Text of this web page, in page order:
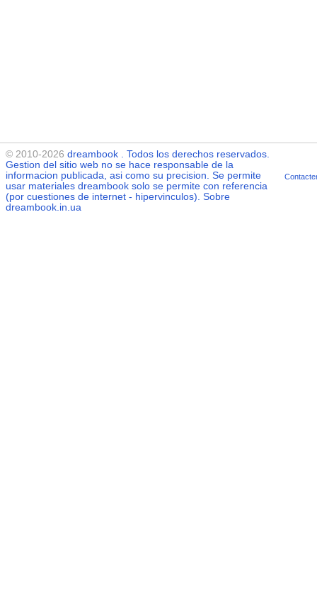
© 2010-2026 dreambook . Todos los derechos reservados.
Gestion del sitio web no se hace responsable de la
informacion publicada, asi como su precision. Se permite
usar materiales dreambook solo se permite con referencia
(por cuestiones de internet - hipervinculos). Sobre
dreambook.in.ua